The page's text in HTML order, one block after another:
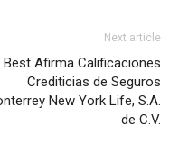
Next article
Best Afirma Calificaciones
Crediticias de Seguros
New York Life, S.A.
de C.V.